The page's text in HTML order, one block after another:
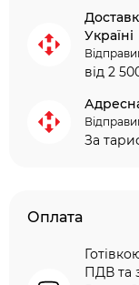
Україні
від 2
За
Оплата
ПДВ та